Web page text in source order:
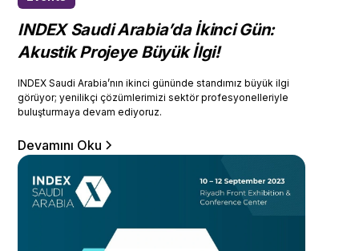
INDEX Saudi Arabia’da İkinci Gün:
Akustik Projeye Büyük İlgi!
INDEX Saudi Arabia’nın ikinci gününde standımız büyük ilgi
görüyor; yenilikçi çözümlerimizi sektör profesyonelleriyle
buluşturmaya devam ediyoruz.
Devamını Oku